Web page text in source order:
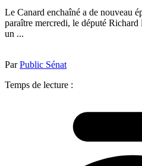
Le Canard enchaîné a de nouveau
paraître mercredi, le député
un ...
ParPublic Sénat
Temps de lecture :